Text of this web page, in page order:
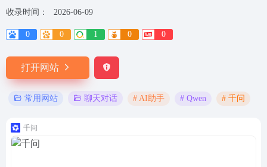
收录时间：
2026-06-09
0 0 1 0 0
打开网站
常用网站 聊天对话 # AI助手 # Qwen # 千问
千问